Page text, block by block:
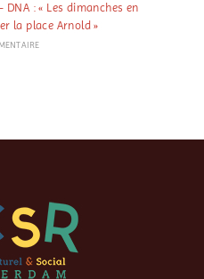
DNA : « Les dimanches en
la place Arnold »